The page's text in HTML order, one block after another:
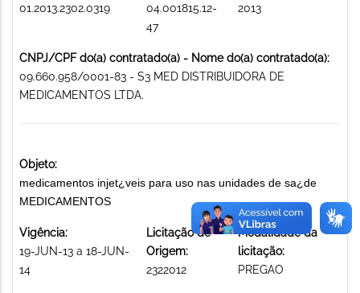
01.2013.2302.0319
04.001815.12-
47
2013
CNPJ/CPF do(a) contratado(a) - Nome do(a) contratado(a):
09.660.958/0001-83 - S3 MED DISTRIBUIDORA DE
MEDICAMENTOS LTDA.
Objeto:
medicamentos injet¿veis para uso nas unidades de sa¿de
MEDICAMENTOS
Vigência:
19-JUN-13 a 18-JUN-
14
Licitação de
Origem:
2322012
Modalidade da
licitação:
PREGAO